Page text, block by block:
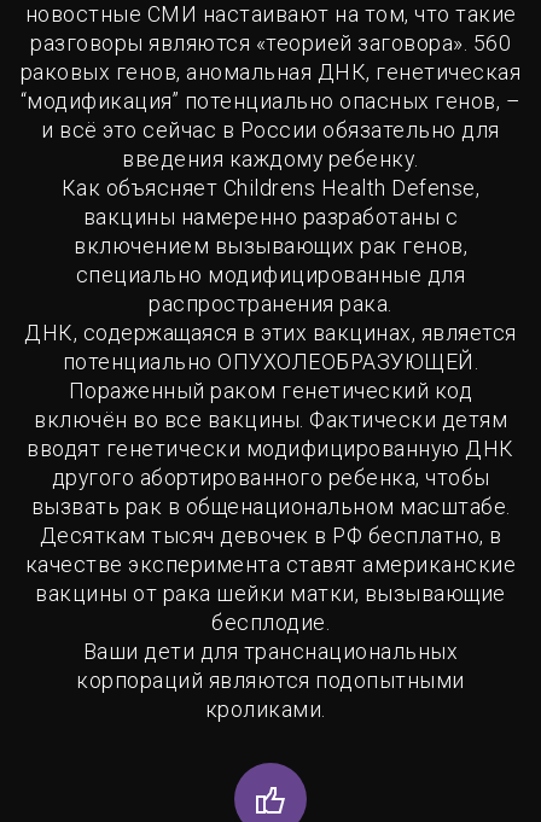
новостные СМИ настаивают на том, что такие
разговоры являются «теорией заговора». 560
раковых генов, аномальная ДНК, генетическая
“модификация” потенциально опасных генов, –
и всё это сейчас в России обязательно для
введения каждому ребенку.
Как объясняет Сhildrens Health Defense,
вакцины намеренно разработаны с
включением вызывающих рак генов,
специально модифицированные для
распространения рака.
ДНК, содержащаяся в этих вакцинах, является
потенциально ОПУХОЛЕОБРАЗУЮЩЕЙ.
Пораженный раком генетический код
включён во все вакцины. Фактически детям
вводят генетически модифицированную ДНК
другого абортированного ребенка, чтобы
вызвать рак в общенациональном масштабе.
Десяткам тысяч девочек в РФ бесплатно, в
качестве эксперимента ставят американские
вакцины от рака шейки матки, вызывающие
бесплодие.
Ваши дети для транснациональных
корпораций являются подопытными
кроликами.